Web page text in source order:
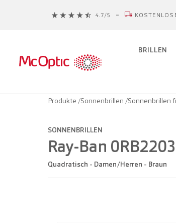
BRILLEN
Produkte /Sonnenbrillen /Sonnenbrillen
SONNENBRILLEN
Ray-Ban 0RB2203
Quadratisch - Damen/Herren - Braun